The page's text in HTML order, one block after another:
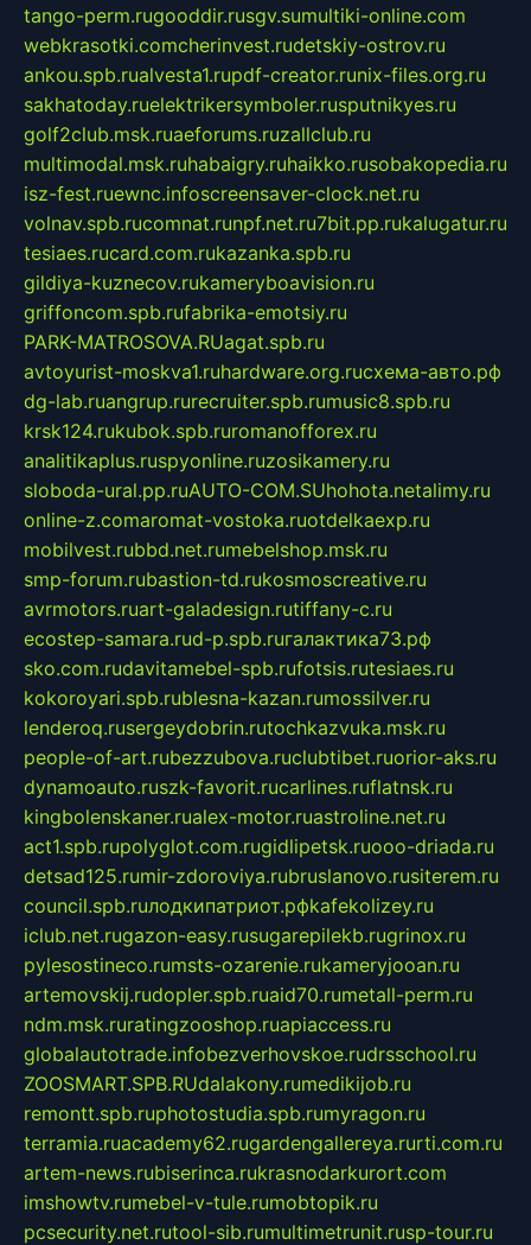
tango-perm.rugooddir.rusgv.sumultiki-online.com
webkrasotki.comcherinvest.rudetskiy-ostrov.ru
ankou.spb.rualvesta1.rupdf-creator.runix-files.org.ru
sakhatoday.ruelektrikersymboler.rusputnikyes.ru
golf2club.msk.ruaeforums.ruzallclub.ru
multimodal.msk.ruhabaigry.ruhaikko.rusobakopedia.ru
isz-fest.ruewnc.infoscreensaver-clock.net.ru
volnav.spb.rucomnat.runpf.net.ru7bit.pp.rukalugatur.ru
tesiaes.rucard.com.rukazanka.spb.ru
gildiya-kuznecov.rukameryboavision.ru
griffoncom.spb.rufabrika-emotsiy.ru
PARK-MATROSOVA.RUagat.spb.ru
avtoyurist-moskva1.ruhardware.org.ruсхема-авто.рф
dg-lab.ruangrup.rurecruiter.spb.rumusic8.spb.ru
krsk124.rukubok.spb.ruromanofforex.ru
analitikaplus.ruspyonline.ruzosikamery.ru
sloboda-ural.pp.ruAUTO-COM.SUhohota.netalimy.ru
online-z.comaromat-vostoka.ruotdelkaexp.ru
mobilvest.rubbd.net.rumebelshop.msk.ru
smp-forum.rubastion-td.rukosmoscreative.ru
avrmotors.ruart-galadesign.rutiffany-c.ru
ecostep-samara.rud-p.spb.ruгалактика73.рф
sko.com.rudavitamebel-spb.rufotsis.rutesiaes.ru
kokoroyari.spb.rublesna-kazan.rumossilver.ru
lenderoq.rusergeydobrin.rutochkazvuka.msk.ru
people-of-art.rubezzubova.ruclubtibet.ruorior-aks.ru
dynamoauto.ruszk-favorit.rucarlines.ruflatnsk.ru
kingbolenskaner.rualex-motor.ruastroline.net.ru
act1.spb.rupolyglot.com.rugidlipetsk.ruooo-driada.ru
detsad125.rumir-zdoroviya.rubruslanovo.rusiterem.ru
council.spb.ruлодкипатриот.рфkafekolizey.ru
iclub.net.rugazon-easy.rusugarepilekb.rugrinox.ru
pylesostineco.rumsts-ozarenie.rukameryjooan.ru
artemovskij.rudopler.spb.ruaid70.rumetall-perm.ru
ndm.msk.ruratingzooshop.ruapiaccess.ru
globalautotrade.infobezverhovskoe.rudrsschool.ru
ZOOSMART.SPB.RUdalakony.rumedikijob.ru
remontt.spb.ruphotostudia.spb.rumyragon.ru
terramia.ruacademy62.rugardengallereya.rurti.com.ru
artem-news.rubiserinca.rukrasnodarkurort.com
imshowtv.rumebel-v-tule.rumobtopik.ru
pcsecurity.net.rutool-sib.rumultimetrunit.rusp-tour.ru